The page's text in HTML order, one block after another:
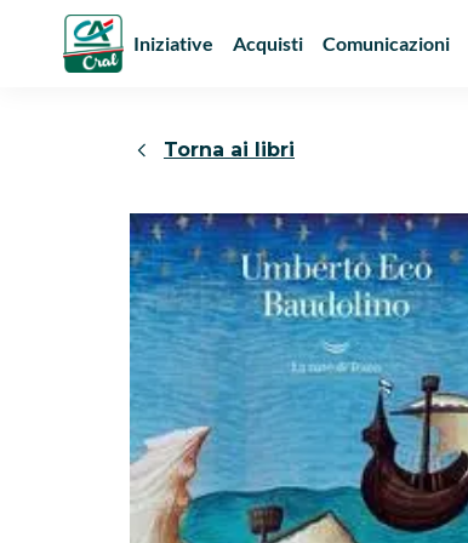
Iniziative Acquisti Comunicazioni
Torna ai libri